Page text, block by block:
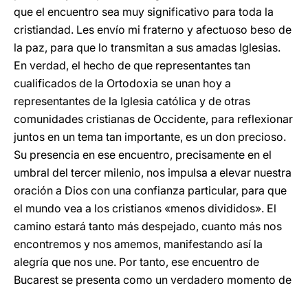
que el encuentro sea muy significativo para toda la
cristiandad. Les envío mi fraterno y afectuoso beso de
la paz, para que lo transmitan a sus amadas Iglesias.
En verdad, el hecho de que representantes tan
cualificados de la Ortodoxia se unan hoy a
representantes de la Iglesia católica y de otras
comunidades cristianas de Occidente, para reflexionar
juntos en un tema tan importante, es un don precioso.
Su presencia en ese encuentro, precisamente en el
umbral del tercer milenio, nos impulsa a elevar nuestra
oración a Dios con una confianza particular, para que
el mundo vea a los cristianos «menos divididos». El
camino estará tanto más despejado, cuanto más nos
encontremos y nos amemos, manifestando así la
alegría que nos une. Por tanto, ese encuentro de
Bucarest se presenta como un verdadero momento de